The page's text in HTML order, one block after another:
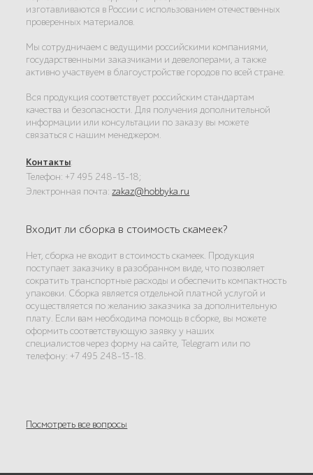
изготавливаются в России с использованием отечественных
проверенных материалов.
Мы сотрудничаем с ведущими российскими компаниями,
государственными заказчиками и девелоперами, а также
активно участвуем в благоустройстве городов по всей стране.
Вся продукция соответствует российским стандартам
качества и безопасности. Для получения дополнительной
информации или консультации по заказу вы можете
связаться с нашим менеджером.
Контакты:
Телефон: +7 495 248-13-18;
Электронная почта:zakaz@hobbyka.ru
Входит ли сборка в стоимость скамеек?
Нет, сборка не входит в стоимость скамеек. Продукция
поступает заказчику в разобранном виде, что позволяет
сократить транспортные расходы и обеспечить компактность
упаковки. Сборка является отдельной платной услугой и
осуществляется по желанию заказчика за дополнительную
плату. Если вам необходима помощь в сборке, вы можете
оформить соответствующую заявку у наших
специалистов через форму на сайте, Telegram или по
телефону: +7 495 248-13-18.
Посмотреть все вопросы